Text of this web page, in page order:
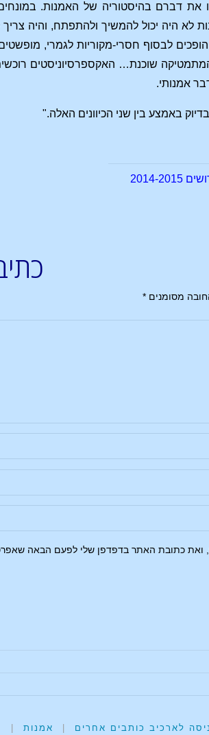
את דברם בהיסטוריה של האמנות.
לא היה יכול להמשיך ולהתפתח, והיה
לבסוף חסרי‑מקוריות לגמרי,
שוכנת… האקספרסיוניסטים
אמנותי.
באמצע בין שני הכיוונים האלה."
2015
מסומנים*
ואת כתובת האתר בדפדפן שלי לפעם הבאה
לארכיב כותבים אחרים אמנות